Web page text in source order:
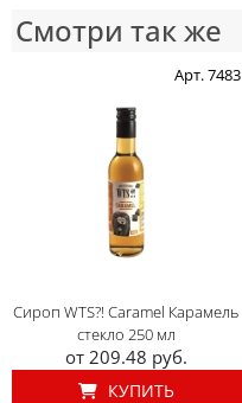
Смотри так же
Арт. 7483
Сироп WTS?! Caramel Карамель
стекло 250 мл
от 209.48 руб.
КУПИТЬ